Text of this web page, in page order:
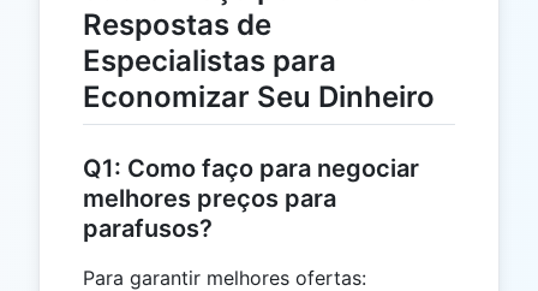
Respostas de
Especialistas para
Economizar Seu Dinheiro
Q1: Como faço para negociar
melhores preços para
parafusos?
Para garantir melhores ofertas: